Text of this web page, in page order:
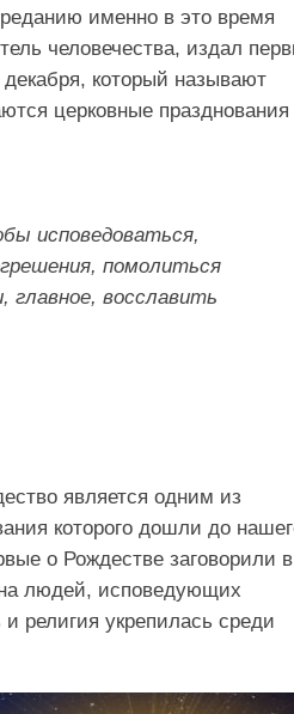
именно в это время
человечества, издал
который называют
церковные празднования
исповедоваться,
помолиться
главное, восславить
является одним из
которого дошли до
о Рождестве заговорили в
на людей, исповедующих
религия укрепилась среди